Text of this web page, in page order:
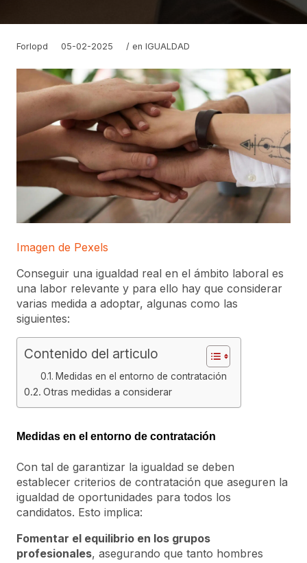
Forlopd 05-02-2025 / enIGUALDAD
Imagen de Pexels
Conseguir una igualdad real en el ámbito laboral es
una labor relevante y para ello hay que considerar
varias medida a adoptar, algunas como las
siguientes:
Contenido del articulo
Medidas en el entorno de contratación
Otras medidas a considerar
Medidas en el entorno de contratación
Con tal de garantizar la igualdad se deben
establecer criterios de contratación que aseguren la
igualdad de oportunidades para todos los
candidatos. Esto implica:
Fomentar el equilibrio en los grupos
profesionales, asegurando que tanto hombres